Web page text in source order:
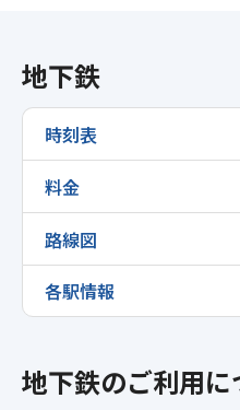
地下鉄
時刻表
料金
路線図
各駅情報
地下鉄のご利用に